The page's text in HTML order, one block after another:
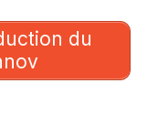
du